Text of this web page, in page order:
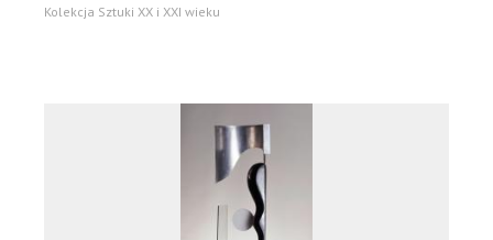
Kolekcja Sztuki XX i XXI wieku